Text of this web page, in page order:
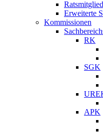
Erweiterte
Kommissionen
RK
SGK
APK